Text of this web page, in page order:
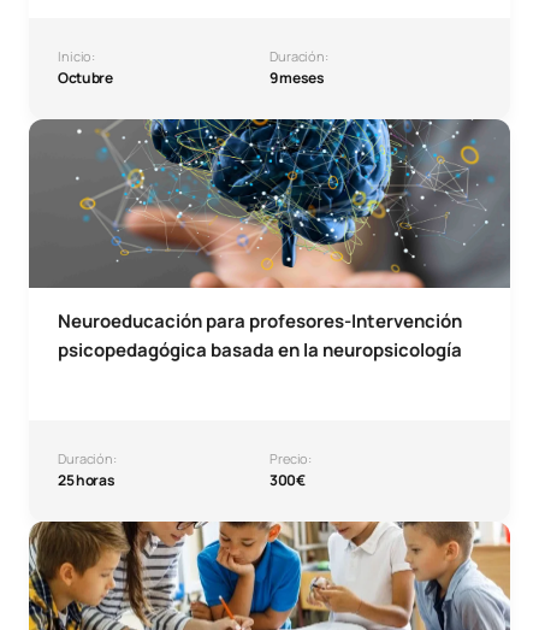
Inicio:
Octubre
Duración:
9 meses
Neuroeducación para profesores-Intervención
psicopedagógica basada en la neuropsicología
Duración:
25 horas
Precio:
300€
Microcredencial Neuroeducación para profesores-
Neuroeducación para profesores-Neuropsicología